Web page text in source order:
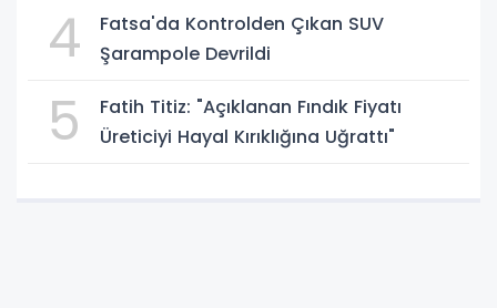
4
Fatsa'da Kontrolden Çıkan SUV
Şarampole Devrildi
5
Fatih Titiz: "Açıklanan Fındık Fiyatı
Üreticiyi Hayal Kırıklığına Uğrattı"